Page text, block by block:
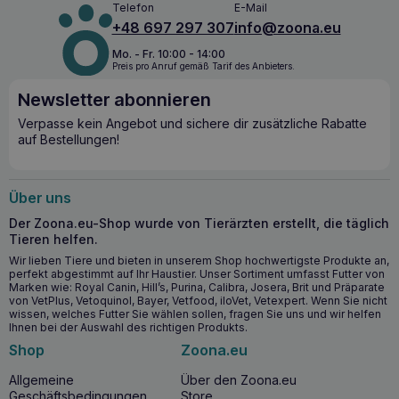
Immunsystem und tragen zur Erhaltung von Gesundheit und
Vitalität bei. Die hohe Bioverfügbarkeit der Mikronährstoffe
stellt sicher, dass sie effizient aufgenommen werden, was
zu einem besseren Wohlbefinden und einer besseren
Funktion Ihres Tieres führt.
Wichtigste Vorteile für die Gesundheit
Verbessert die allgemeine Kondition Ihres Hundes durch
Stärkt das Immunsystem durch Präbiotika und Beta-
Unterstützt die Gesundheit von Haut und Fell dank
Meeresalgen und Tocopherolen.
Sorgt für eine hohe Bioverfügbarkeit der
Spurenelemente, wodurch deren Aufnahme durch den
Körper verbessert wird.
Wann sollten Sie mit der Einnahme von
DOLFOS Multical Plus Mini beginnen?
Sie sollten mit der Einnahme vonDOLFOS Multical Plus
Telefon
+48 697 297 307
E-Mail
info@zoona.eu
Mo. - Fr. 10:00 - 14:00
Preis pro Anruf gemäß Tarif des Anbieters.
Newsletter abonnieren
Verpasse kein Angebot und sichere dir zusätzliche Rabatte
auf Bestellungen!
Über uns
Der Zoona.eu-Shop wurde von Tierärzten erstellt, die täglich
Tieren helfen.
Wir lieben Tiere und bieten in unserem Shop hochwertigste Produkte an,
perfekt abgestimmt auf Ihr Haustier. Unser Sortiment umfasst Futter von
Marken wie: Royal Canin, Hill’s, Purina, Calibra, Josera, Brit und Präparate
von VetPlus, Vetoquinol, Bayer, Vetfood, iloVet, Vetexpert. Wenn Sie nicht
wissen, welches Futter Sie wählen sollen, fragen Sie uns und wir helfen
Ihnen bei der Auswahl des richtigen Produkts.
Shop
Allgemeine
Geschäftsbedingungen
Zoona.eu
Über den Zoona.eu
Store